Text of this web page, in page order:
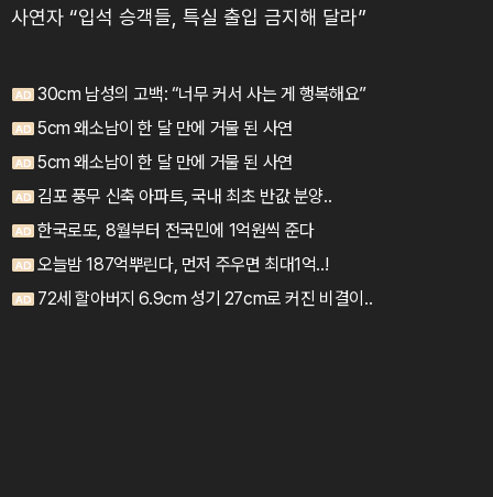
사연자 “입석 승객들, 특실 출입 금지해 달라”